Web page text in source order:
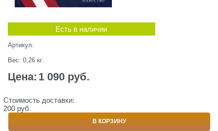
Есть в наличии
Артикул:
Вес: 0,26 кг.
Цена: 1 090 руб.
Стоимость доставки:
200 руб.
В КОРЗИНУ